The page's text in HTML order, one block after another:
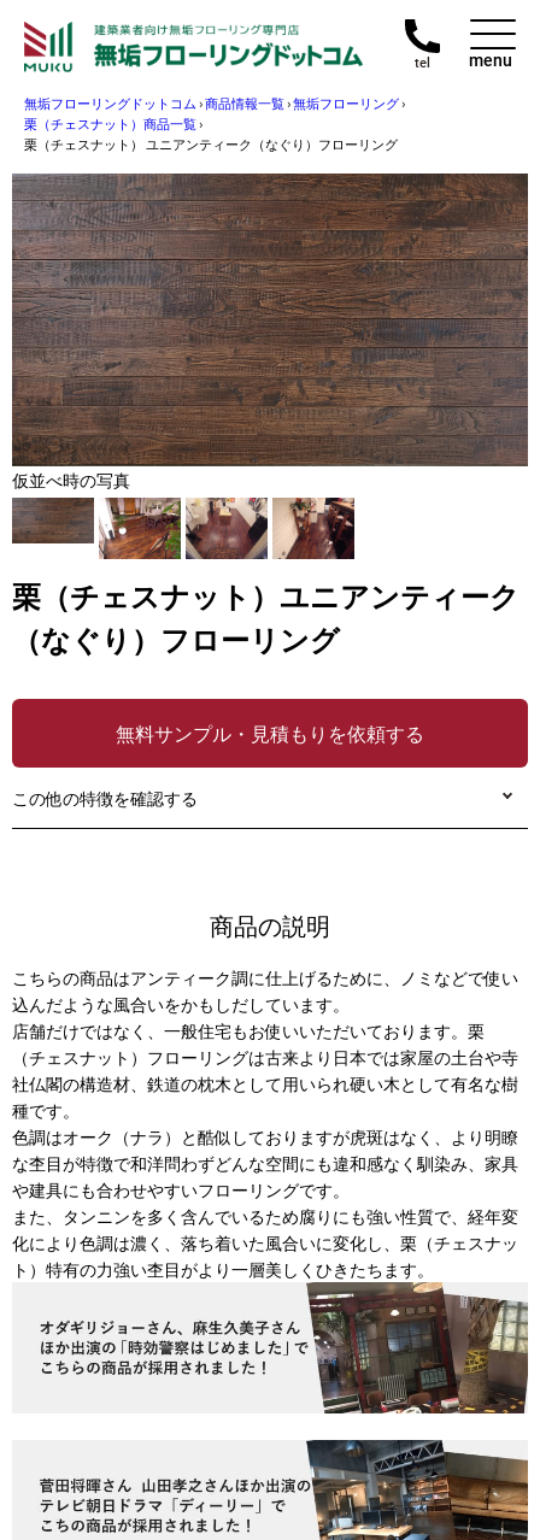
tel menu
無垢フローリングドットコム›商品情報一覧›無垢フローリング›
栗（チェスナット）商品一覧›
栗（チェスナット） ユニアンティーク（なぐり）フローリング
仮並べ時の写真
栗（チェスナット）ユニアンティーク
（なぐり）フローリング
無料サンプル・見積もりを依頼する
この他の特徴を確認する
商品の説明
こちらの商品はアンティーク調に仕上げるために、ノミなどで使い
込んだような風合いをかもしだしています。
店舗だけではなく、一般住宅もお使いいただいております。栗
（チェスナット）フローリングは古来より日本では家屋の土台や寺
社仏閣の構造材、鉄道の枕木として用いられ硬い木として有名な樹
種です。
色調はオーク（ナラ）と酷似しておりますが虎斑はなく、より明瞭
な杢目が特徴で和洋問わずどんな空間にも違和感なく馴染み、家具
や建具にも合わせやすいフローリングです。
また、タンニンを多く含んでいるため腐りにも強い性質で、経年変
化により色調は濃く、落ち着いた風合いに変化し、栗（チェスナッ
ト）特有の力強い杢目がより一層美しくひきたちます。